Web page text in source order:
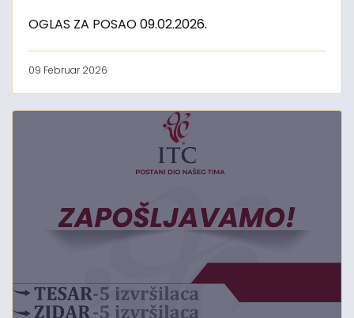
OGLAS ZA POSAO 09.02.2026.
09 Februar 2026